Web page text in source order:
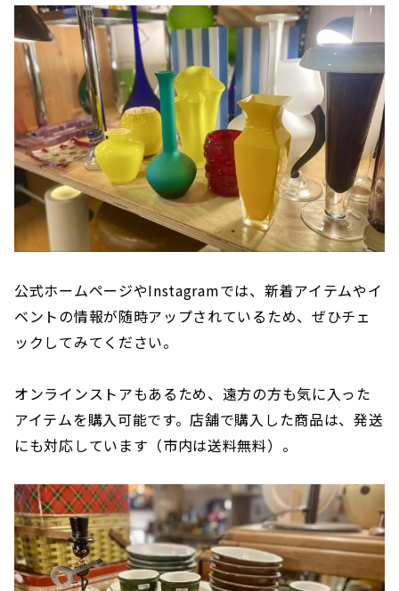
公式ホームページやInstagramでは、新着アイテムやイ
ベントの情報が随時アップされているため、ぜひチェ
ックしてみてください。
オンラインストアもあるため、遠方の方も気に入った
アイテムを購入可能です。店舗で購入した商品は、発送
にも対応しています（市内は送料無料）。